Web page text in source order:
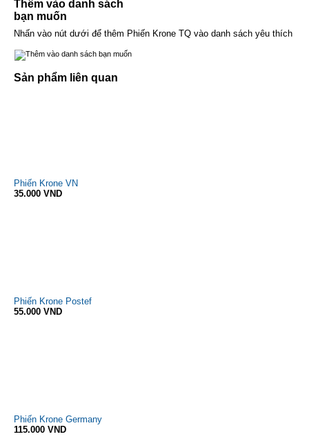
Thêm vào danh sách
bạn muốn
Nhấn vào nút dưới để thêm Phiến Krone TQ vào danh sách yêu thích
Sản phẩm liên quan
Phiến Krone VN
35.000 VND
Phiến Krone Postef
55.000 VND
Phiến Krone Germany
115.000 VND